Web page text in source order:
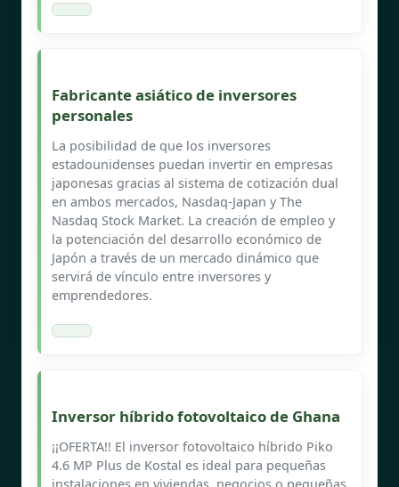
Fabricante asiático de inversores
personales
La posibilidad de que los inversores
estadounidenses puedan invertir en empresas
japonesas gracias al sistema de cotización dual
en ambos mercados, Nasdaq-Japan y The
Nasdaq Stock Market. La creación de empleo y
la potenciación del desarrollo económico de
Japón a través de un mercado dinámico que
servirá de vínculo entre inversores y
emprendedores.
Inversor híbrido fotovoltaico de Ghana
¡¡OFERTA!! El inversor fotovoltaico híbrido Piko
4.6 MP Plus de Kostal es ideal para pequeñas